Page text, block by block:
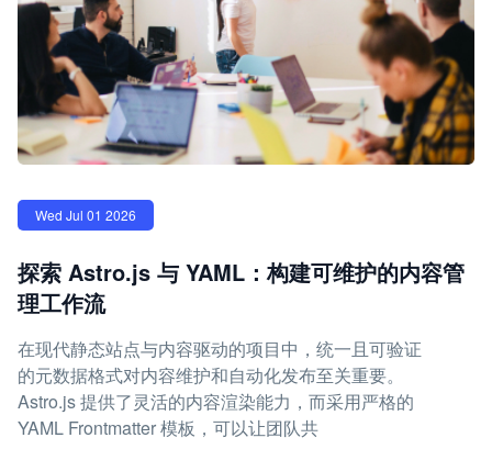
Wed Jul 01 2026
探索 Astro.js 与 YAML：构建可维护的内容管
理工作流
在现代静态站点与内容驱动的项目中，统一且可验证
的元数据格式对内容维护和自动化发布至关重要。
Astro.js 提供了灵活的内容渲染能力，而采用严格的
YAML Frontmatter 模板，可以让团队共